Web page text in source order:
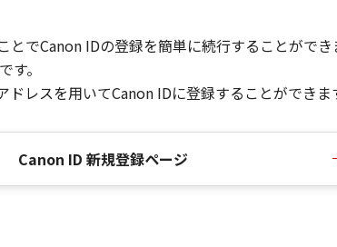
でCanon IDの登録を簡単に続行することができ
。
レスを用いてCanon IDに登録することができま
Canon ID 新規登録ページ